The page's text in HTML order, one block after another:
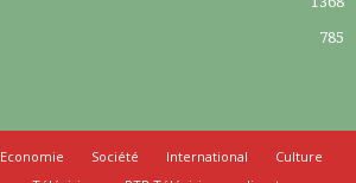
785
Economie Société International
Culture